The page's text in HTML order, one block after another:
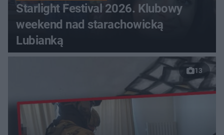
Starlight Festival 2026. Klubowy
weekend nad starachowicką
Lubianką
13